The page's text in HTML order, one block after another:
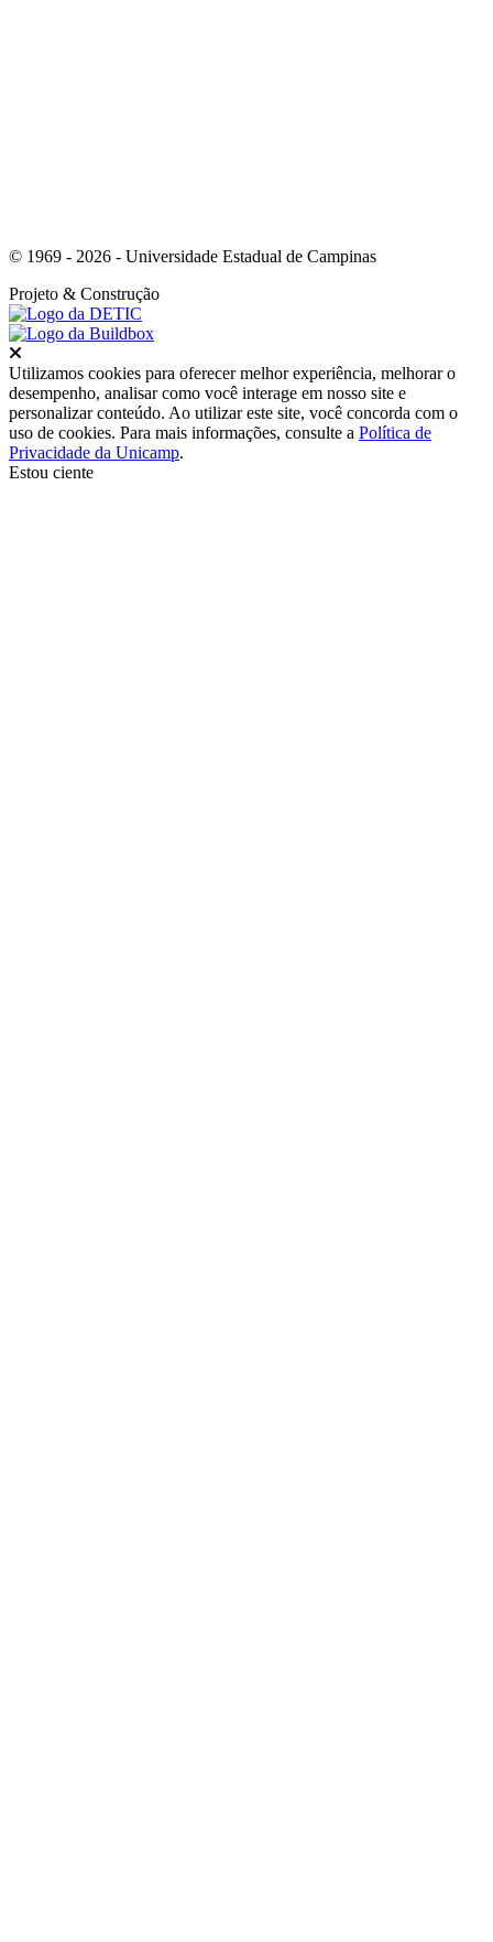
© 1969 - 2026 - Universidade Estadual de Campinas
Projeto & Construção
Utilizamos cookies para oferecer melhor experiência, melhorar o
desempenho, analisar como você interage em nosso site e
personalizar conteúdo. Ao utilizar este site, você concorda com o
uso de cookies. Para mais informações, consulte a Política de
Privacidade da Unicamp.
Estou ciente